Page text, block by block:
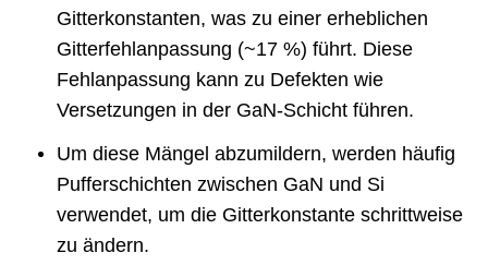
Gitterkonstanten, was zu einer erheblichen
Gitterfehlanpassung (~17 %) führt. Diese
Fehlanpassung kann zu Defekten wie
Versetzungen in der GaN-Schicht führen.
Um diese Mängel abzumildern, werden häufig
Pufferschichten zwischen GaN und Si
verwendet, um die Gitterkonstante schrittweise
zu ändern.